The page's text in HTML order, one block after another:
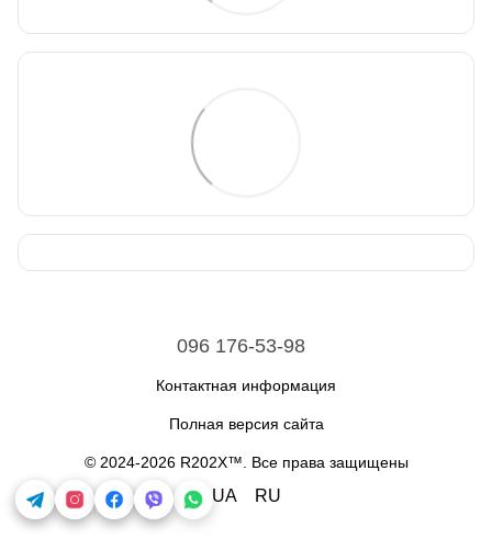
096 176-53-98
Контактная информация
Полная версия сайта
© 2024-2026 R202X™. Все права защищены
UA RU